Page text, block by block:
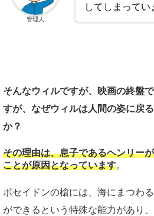
してしまってい
管理人
そんなウィルですが、映画の終盤
すが、なぜウィルは人間の姿に戻
か？
その理由は、息子であるヘンリー
ことが原因となっています。
ポセイドンの槍には、海にまつわ
ができるという特殊な能力があり